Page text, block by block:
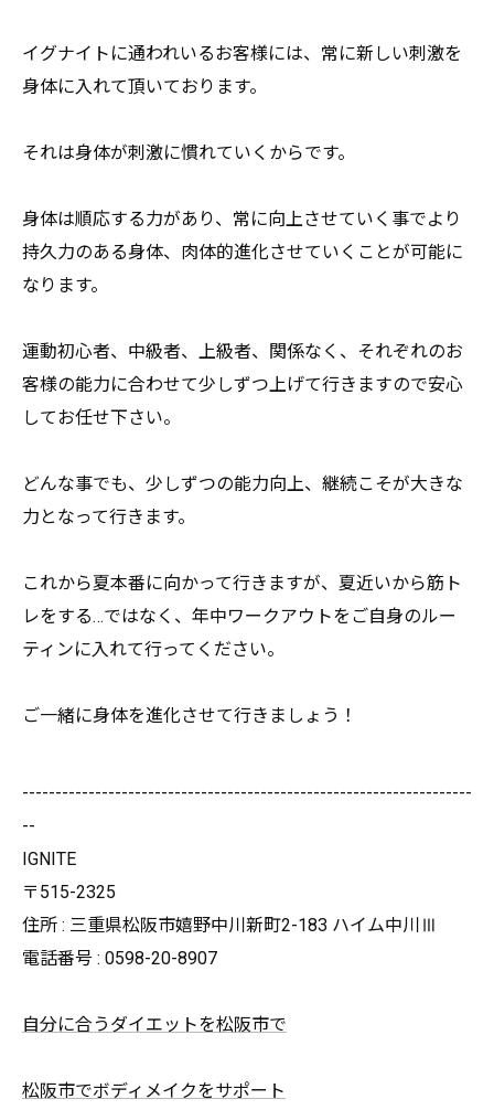
イグナイトに通われいるお客様には、 常に新しい刺激を
身体に入れて頂いております。
それは身体が刺激に慣れていくからです。
身体は順応する力があり、 常に向上させていく事でより
持久力のある身体、 肉体的進化させていくことが可能に
なります。
運動初心者、中級者、上級者、関係なく、 それぞれのお
客様の能力に合わせて少しずつ上げて行きますので安心
してお任せ下さい。
どんな事でも、少しずつの能力向上、 継続こそが大きな
力となって行きます。
これから夏本番に向かって行きますが、夏近いから筋ト
レをする…ではなく、 年中ワークアウトをご自身のルー
ティンに入れて行ってください。
ご一緒に身体を進化させて行きましょう！
--------------------------------------------------------------------
--
IGNITE
〒515-2325
住所 : 三重県松阪市嬉野中川新町2-183 ハイム中川Ⅲ
電話番号 : 0598-20-8907
自分に合うダイエットを松阪市で
松阪市でボディメイクをサポート